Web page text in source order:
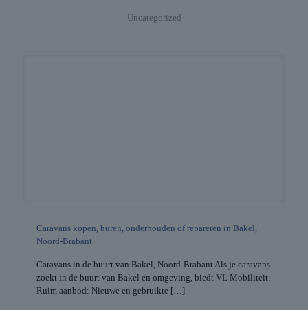
Uncategorized
Caravans kopen, huren, onderhouden of repareren in Bakel,
Noord-Brabant
Caravans in de buurt van Bakel, Noord-Brabant Als je caravans
zoekt in de buurt van Bakel en omgeving, biedt VL Mobiliteit:
Ruim aanbod: Nieuwe en gebruikte […]